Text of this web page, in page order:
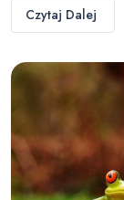
Czytaj Dalej